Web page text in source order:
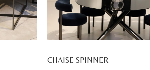
CHAISE SPINNER